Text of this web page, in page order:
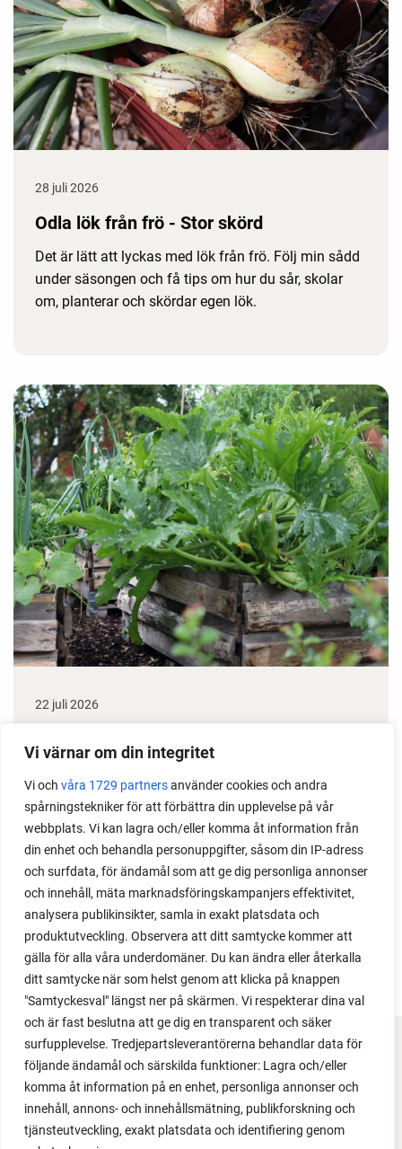
Vi värnar om din integritet
Vi och våra 1729 partnersanvänder cookies och andra
spårningstekniker för att förbättra din upplevelse på vår
webbplats. Vi kan lagra och/eller komma åt information från
din enhet och behandla personuppgifter, såsom din IP-adress
och surfdata, för ändamål som att ge dig personliga annonser
och innehåll, mäta marknadsföringskampanjers effektivitet,
analysera publikinsikter, samla in exakt platsdata och
produktutveckling. Observera att ditt samtycke kommer att
gälla för alla våra underdomäner. Du kan ändra eller återkalla
ditt samtycke när som helst genom att klicka på knappen
"Samtyckesval" längst ner på skärmen. Vi respekterar dina val
och är fast beslutna att ge dig en transparent och säker
surfupplevelse. Tredjepartsleverantörerna behandlar data för
följande ändamål och särskilda funktioner: Lagra och/eller
komma åt information på en enhet, personliga annonser och
innehåll, annons- och innehållsmätning, publikforskning och
tjänsteutveckling, exakt platsdata och identifiering genom
28 juli 2026
Odla lök från frö - Stor skörd
Det är lätt att lyckas med lök från frö. Följ min sådd
under säsongen och få tips om hur du sår, skolar
om, planterar och skördar egen lök.
22 juli 2026
växter i en pallkrage tillsammans med andra växter.
Perfekt om du vill odla mycket i på liten yta.
FACEBOOK
YOUTUBE